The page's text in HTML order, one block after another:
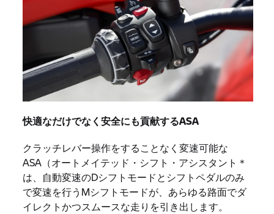
快適なだけでなく安全にも貢献するASA
クラッチレバー操作をすることなく変速可能な
ASA（オートメイテッド・シフト・アシスタント＊
は、自動変速のDシフトモードとシフトペダルのみ
で変速を行うMシフトモードが、あらゆる路面でダ
イレクトかつスムースな走りを引き出します。